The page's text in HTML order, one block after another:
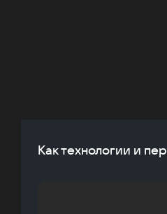
Как технологии и